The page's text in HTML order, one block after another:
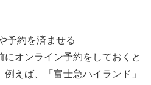
予約を済ませる
オンライン予約をしておくと
えば、「富士急ハイランド」